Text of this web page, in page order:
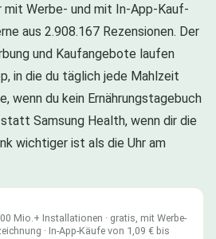
mit Werbe- und mit In-App-Kauf-
aus 2.908.167 Rezensionen. Der
und Kaufangebote laufen
in die du täglich jede Mahlzeit
wenn du kein Ernährungstagebuch
Samsung Health, wenn dir die
wichtiger ist als die Uhr am
Mio.+ Installationen · gratis, mit Werbe-
· In-App-Käufe von 1,09 € bis